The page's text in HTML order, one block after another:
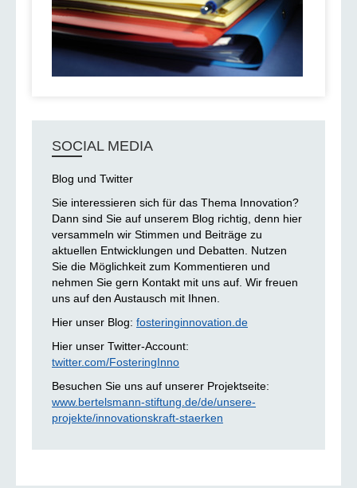
SOCIAL MEDIA
Blog und Twitter
Sie interessieren sich für das Thema Innovation?
Dann sind Sie auf unserem Blog richtig, denn hier
versammeln wir Stimmen und Beiträge zu
aktuellen Entwicklungen und Debatten. Nutzen
Sie die Möglichkeit zum Kommentieren und
nehmen Sie gern Kontakt mit uns auf. Wir freuen
uns auf den Austausch mit Ihnen.
Hier unser Blog: fosteringinnovation.de
Hier unser Twitter-Account:
twitter.com/FosteringInno
Besuchen Sie uns auf unserer Projektseite:
www.bertelsmann-stiftung.de/de/unsere-
projekte/innovationskraft-staerken